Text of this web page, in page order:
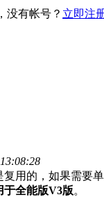
没有帐号？ 立即注
用的，如果需要
于全能版V3版。